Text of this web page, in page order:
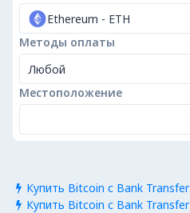
Ethereum - ETH
Методы оплаты
Любой
Местоположение
 Купить Bitcoin с Bank Transfer
 Купить Bitcoin с Bank Transfer